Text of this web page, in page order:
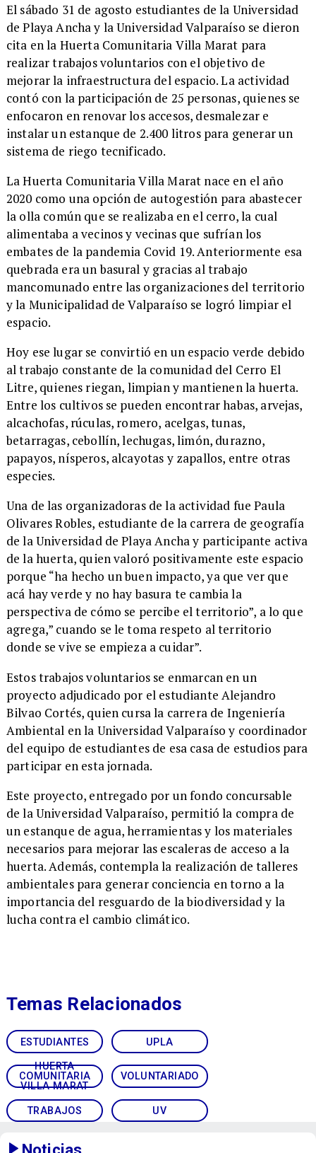
​El sábado 31 de agosto estudiantes de la Universidad
de Playa Ancha y la Universidad Valparaíso se dieron
cita en la Huerta Comunitaria Villa Marat para
realizar trabajos voluntarios con el objetivo de
mejorar la infraestructura del espacio. La actividad
contó con la participación de 25 personas, quienes se
enfocaron en renovar los accesos, desmalezar e
instalar un estanque de 2.400 litros para generar un
sistema de riego tecnificado.
​La Huerta Comunitaria Villa Marat nace en el año
2020 como una opción de autogestión para abastecer
la olla común que se realizaba en el cerro, la cual
alimentaba a vecinos y vecinas que sufrían los
embates de la pandemia Covid 19. Anteriormente esa
quebrada era un basural y gracias al trabajo
mancomunado entre las organizaciones del territorio
y la Municipalidad de Valparaíso se logró limpiar el
espacio.
​Hoy ese lugar se convirtió en un espacio verde debido
al trabajo constante de la comunidad del Cerro El
Litre, quienes riegan, limpian y mantienen la huerta.
Entre los cultivos se pueden encontrar habas, arvejas,
alcachofas, rúculas, romero, acelgas, tunas,
betarragas, cebollín, lechugas, limón, durazno,
papayos, nísperos, alcayotas y zapallos, entre otras
especies.
​Una de las organizadoras de la actividad fue Paula
Olivares Robles, estudiante de la carrera de geografía
de la Universidad de Playa Ancha y participante activa
de la huerta, quien valoró positivamente este espacio
porque “ha hecho un buen impacto, ya que ver que
acá hay verde y no hay basura te cambia la
perspectiva de cómo se percibe el territorio”, a lo que
agrega,” cuando se le toma respeto al territorio
donde se vive se empieza a cuidar”.
​Estos trabajos voluntarios se enmarcan en un
proyecto adjudicado por el estudiante Alejandro
Bilvao Cortés, quien cursa la carrera de Ingeniería
Ambiental en la Universidad Valparaíso y coordinador
del equipo de estudiantes de esa casa de estudios para
participar en esta jornada.
​Este proyecto, entregado por un fondo concursable
de la Universidad Valparaíso, permitió la compra de
un estanque de agua, herramientas y los materiales
necesarios para mejorar las escaleras de acceso a la
huerta. Además, contempla la realización de talleres
ambientales para generar conciencia en torno a la
importancia del resguardo de la biodiversidad y la
lucha contra el cambio climático.
ESTUDIANTES UPLA
HUERTA
COMUNITARIA
VILLA MARAT
VOLUNTARIADO
TRABAJOS UV
Temas Relacionados